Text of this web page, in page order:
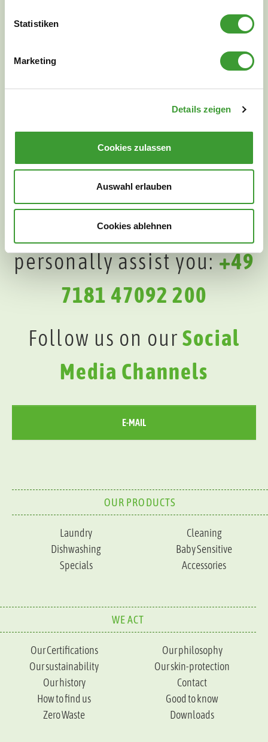
Statistiken
Marketing
Details zeigen
Cookies zulassen
Auswahl erlauben
Cookies ablehnen
NATURAL CLEANLINESS
We will be happy to
personally assist you:+49
7181 47092 200
Follow us on ourSocial
Media Channels
E-MAIL
OUR PRODUCTS
Laundry
Cleaning
Dishwashing
Baby Sensitive
Specials
Accessories
WE ACT
Our Certifications
Our philosophy
Our sustainability
Our skin-protection
Our history
Contact
How to find us
Good to know
Zero Waste
Downloads